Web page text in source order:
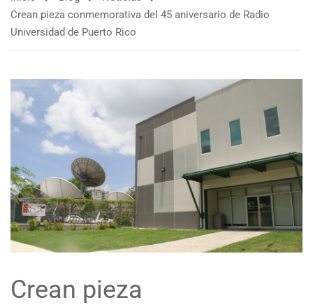
Crean pieza conmemorativa del 45 aniversario de Radio
Universidad de Puerto Rico
Crean pieza